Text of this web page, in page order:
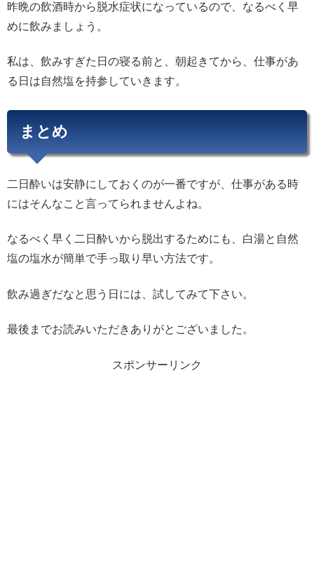
昨晩の飲酒時から脱水症状になっているので、なるべく早
めに飲みましょう。
私は、飲みすぎた日の寝る前と、朝起きてから、仕事があ
る日は自然塩を持参していきます。
まとめ
二日酔いは安静にしておくのが一番ですが、仕事がある時
にはそんなこと言ってられませんよね。
なるべく早く二日酔いから脱出するためにも、白湯と自然
塩の塩水が簡単で手っ取り早い方法です。
飲み過ぎだなと思う日には、試してみて下さい。
最後までお読みいただきありがとございました。
スポンサーリンク